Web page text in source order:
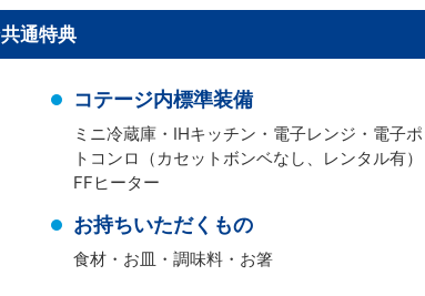
通特典
コテージ内標準装備
ミニ冷蔵庫・IHキッチン・電子レンジ・電子
トコンロ（カセットボンベなし、レンタル有）
FFヒーター
お持ちいただくもの
食材・お皿・調味料・お箸